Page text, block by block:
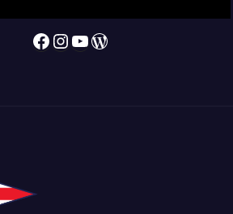
Facebook Instagram YouTube WordPress